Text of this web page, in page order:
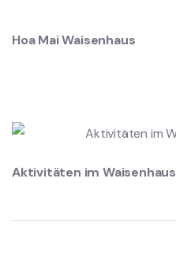
Hoa Mai Waisenhaus
Aktivitäten im Waisenhaus